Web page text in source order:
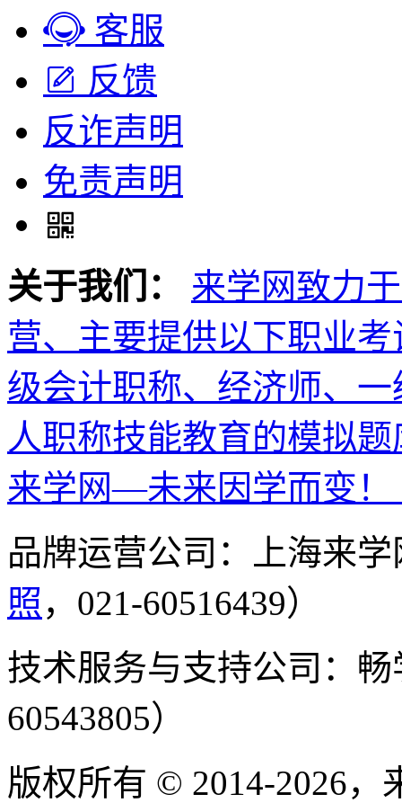
客服
反馈
反诈声明
免责声明
关于我们：
来学网致力
营、主要提供以下职业
级会计职称、经济师、
人职称技能教育的模拟
来学网—未来因学而变！
品牌运营公司：上海来
照 ，021-60516439）
技术服务与支持公司：
60543805）
版权所有 © 2014-2026，